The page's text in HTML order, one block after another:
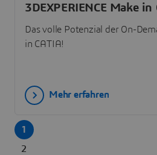
3DEXPERIENCE Make in
Das volle Potenzial der On-
in CATIA!
Mehr erfahren
1
2